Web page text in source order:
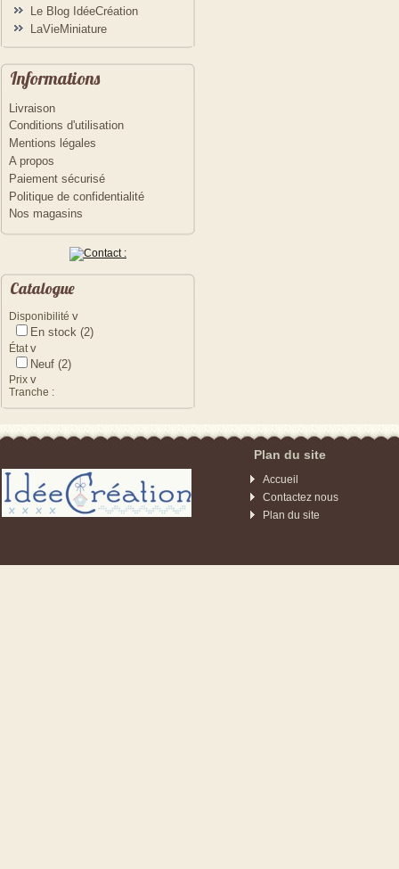
Le Blog IdéeCréation
LaVieMiniature
Informations
Livraison
Conditions d'utilisation
Mentions légales
A propos
Paiement sécurisé
Politique de confidentialité
Nos magasins
Catalogue
Disponibilité v
En stock (2)
État v
Neuf (2)
Prix v
Tranche :
Plan du site
Accueil
Contactez nous
Plan du site